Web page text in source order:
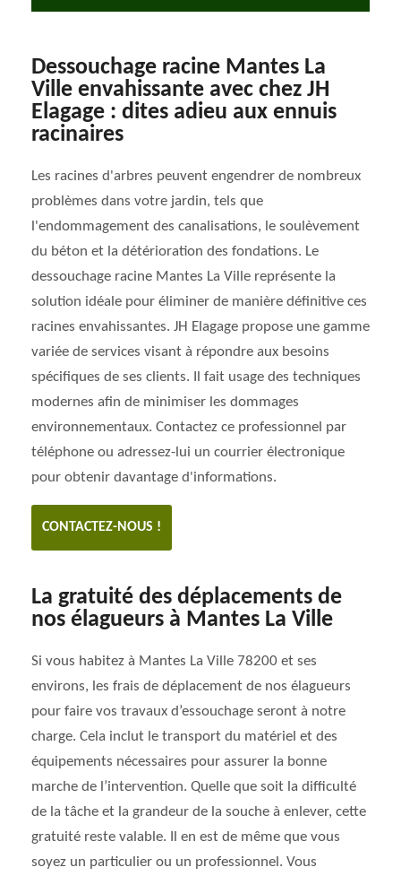
Dessouchage racine Mantes La
Ville envahissante avec chez JH
Elagage : dites adieu aux ennuis
racinaires
Les racines d'arbres peuvent engendrer de nombreux
problèmes dans votre jardin, tels que
l'endommagement des canalisations, le soulèvement
du béton et la détérioration des fondations. Le
dessouchage racine Mantes La Ville représente la
solution idéale pour éliminer de manière définitive ces
racines envahissantes. JH Elagage propose une gamme
variée de services visant à répondre aux besoins
spécifiques de ses clients. Il fait usage des techniques
modernes afin de minimiser les dommages
environnementaux. Contactez ce professionnel par
téléphone ou adressez-lui un courrier électronique
pour obtenir davantage d'informations.
CONTACTEZ-NOUS !
La gratuité des déplacements de
nos élagueurs à Mantes La Ville
Si vous habitez à Mantes La Ville 78200 et ses
environs, les frais de déplacement de nos élagueurs
pour faire vos travaux d’essouchage seront à notre
charge. Cela inclut le transport du matériel et des
équipements nécessaires pour assurer la bonne
marche de l’intervention. Quelle que soit la difficulté
de la tâche et la grandeur de la souche à enlever, cette
gratuité reste valable. Il en est de même que vous
soyez un particulier ou un professionnel. Vous